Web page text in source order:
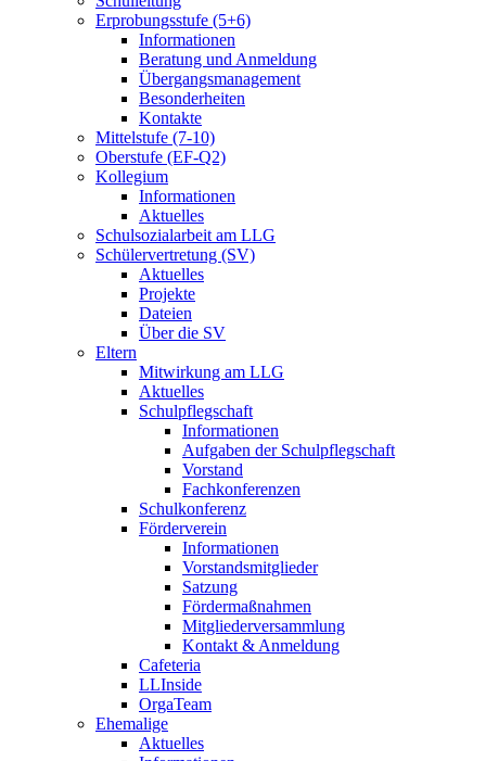
Erprobungsstufe (5+6)
Informationen
Beratung und Anmeldung
Übergangsmanagement
Besonderheiten
Kontakte
Mittelstufe (7-10)
Oberstufe (EF-Q2)
Kollegium
Informationen
Aktuelles
Schulsozialarbeit am LLG
Schülervertretung (SV)
Aktuelles
Projekte
Dateien
Über die SV
Eltern
Mitwirkung am LLG
Aktuelles
Schulpflegschaft
Informationen
Aufgaben der Schulpflegschaft
Vorstand
Fachkonferenzen
Schulkonferenz
Förderverein
Informationen
Vorstandsmitglieder
Satzung
Fördermaßnahmen
Mitgliederversammlung
Kontakt & Anmeldung
Cafeteria
LLInside
OrgaTeam
Ehemalige
Aktuelles